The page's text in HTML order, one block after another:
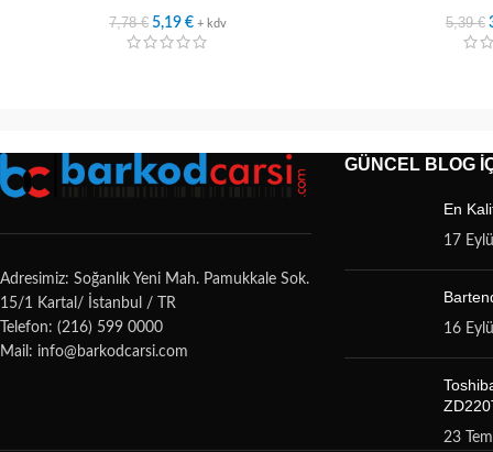
7,78€ 5,19€ + kdv 5,39€
Adresimiz: Soğanlık Yeni Mah. Pamukkale Sok.
15/1 Kartal/ İstanbul / TR
Telefon: (216) 599 0000
Mail: info@barkodcarsi.com
GÜNCEL BLOG
En
17
16
23